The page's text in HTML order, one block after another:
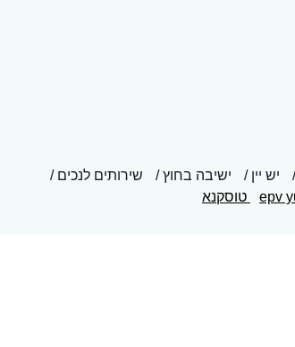
יש יין ישיבה בחוץ
שירותים לנכים
טוסקנא